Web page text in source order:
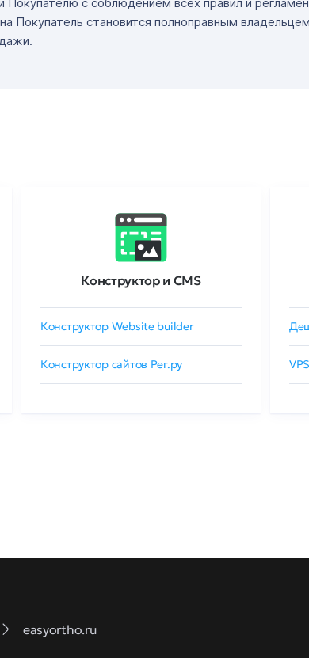
Покупатель становится полноправным
Конструктор и CMS
Конструктор Website builder
Конструктор сайтов Рег.ру
easyortho.ru